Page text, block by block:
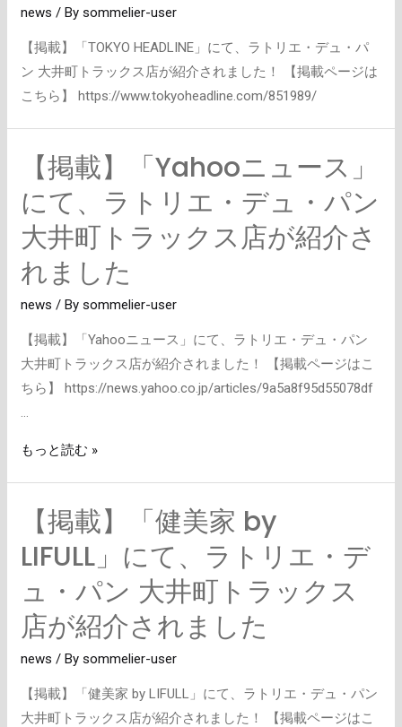
news / Bysommelier-user
【掲載】「TOKYO HEADLINE」にて、ラトリエ・デュ・パ
ン 大井町トラックス店が紹介されました！ 【掲載ページは
こちら】 https://www.tokyoheadline.com/851989/
【掲載】「Yahooニュース」
にて、ラトリエ・デュ・パン
大井町トラックス店が紹介さ
れました
news / Bysommelier-user
【掲載】「Yahooニュース」にて、ラトリエ・デュ・パン
大井町トラックス店が紹介されました！ 【掲載ページはこ
ちら】 https://news.yahoo.co.jp/articles/9a5a8f95d55078df
…
【掲
載】
「Yahoo
ニ
ー
ス」
に
て、
エ・
ン
井
町
ト
ラ
ッ
ク
もっと読む »
【掲載】「健美家 by
LIFULL」にて、ラトリエ・デ
ュ・パン 大井町トラックス
店が紹介されました
news / Bysommelier-user
【掲載】「健美家 by LIFULL」にて、ラトリエ・デュ・パン
大井町トラックス店が紹介されました！ 【掲載ページはこ
【掲
載】
「健
美
家
by
LIFULL」
に
て、